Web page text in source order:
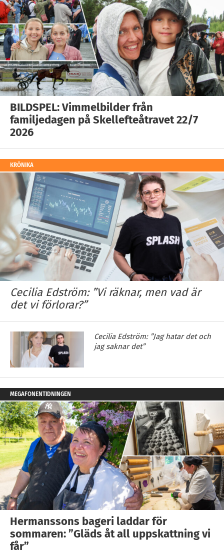
BILDSPEL: Vimmelbilder från
familjedagen på Skellefteåtravet 22/7
2026
KRÖNIKA
Cecilia Edström: ”Vi räknar, men vad är
det vi förlorar?”
Cecilia Edström: ”Jag hatar det och
jag saknar det”
MEGAFONENTIDNINGEN
Hermanssons bageri laddar för
sommaren: ”Gläds åt all uppskattning vi
får”